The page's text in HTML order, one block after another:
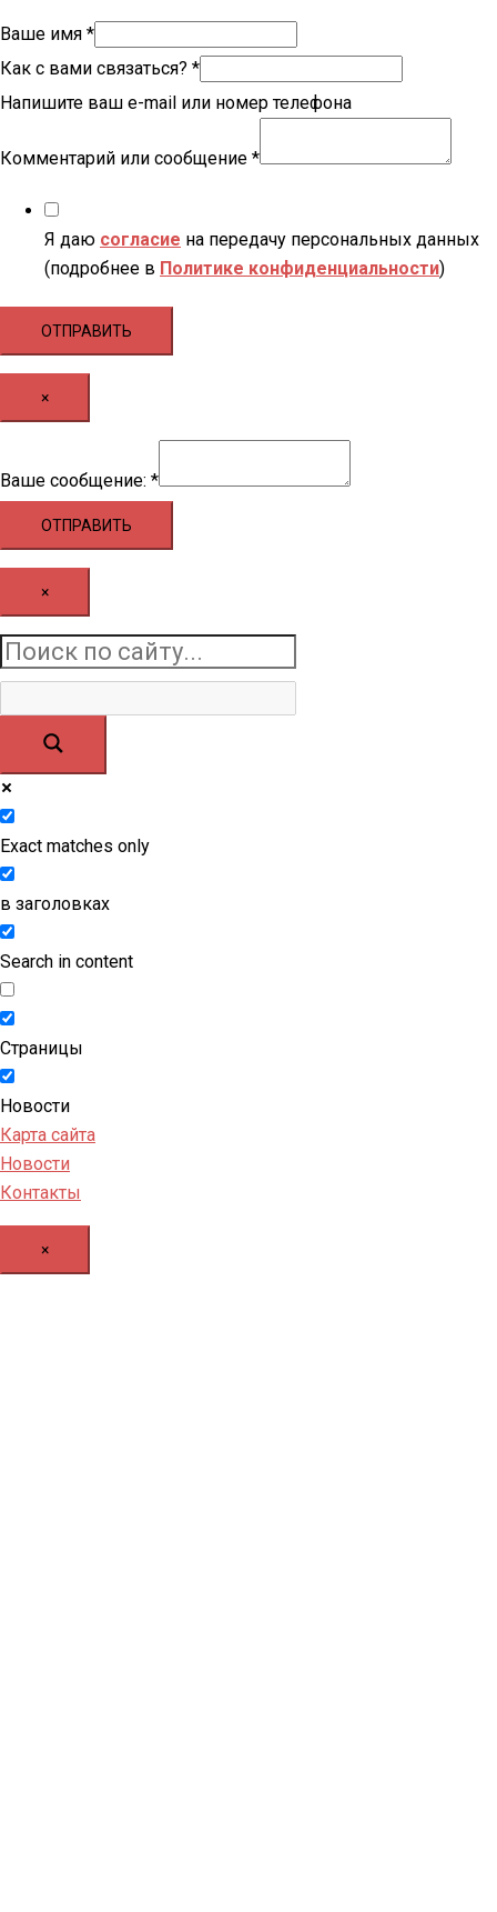
Ваше имя *
Как с вами связаться? *
Напишите ваш e-mail или номер телефона
Комментарий или сообщение *
Я даю согласие на передачу персональных данных
(подробнее в Политике конфиденциальности)
ОТПРАВИТЬ
×
Ваше
Ваше сообщение: *
ОТПРАВИТЬ
×
Exact matches only
в заголовках
Search in content
Страницы
Новости
Карта сайта
Новости
Контакты
×